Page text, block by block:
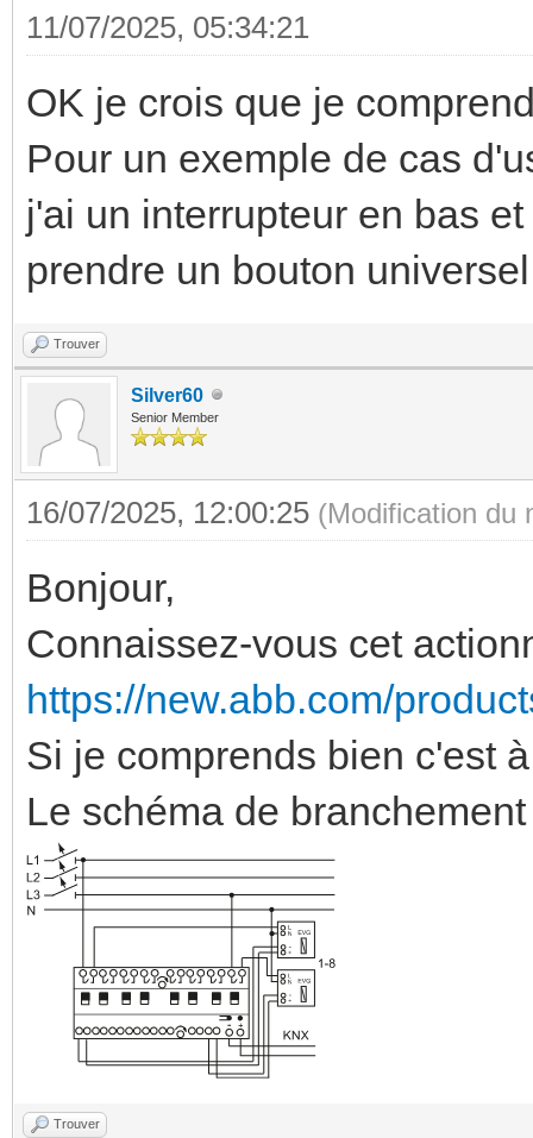
11/07/2025, 05:34:21
OK je crois que je
Pour un exemple de cas
j'ai un interrupteur en bas
prendre un bouton
Trouver
Silver60
Senior Member
16/07/2025, 12:00:25 (Modification du
Bonjour,
Connaissez-vous cet
https://new.abb.com/
Si je comprends bien c'est
Le schéma de
Trouver